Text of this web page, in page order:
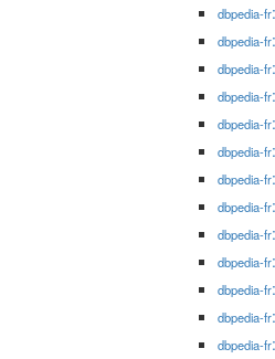
dbpedia-fr
dbpedia-fr
dbpedia-fr
dbpedia-fr
dbpedia-fr
dbpedia-fr
dbpedia-fr
dbpedia-fr
dbpedia-fr
dbpedia-fr
dbpedia-fr
dbpedia-fr
dbpedia-fr